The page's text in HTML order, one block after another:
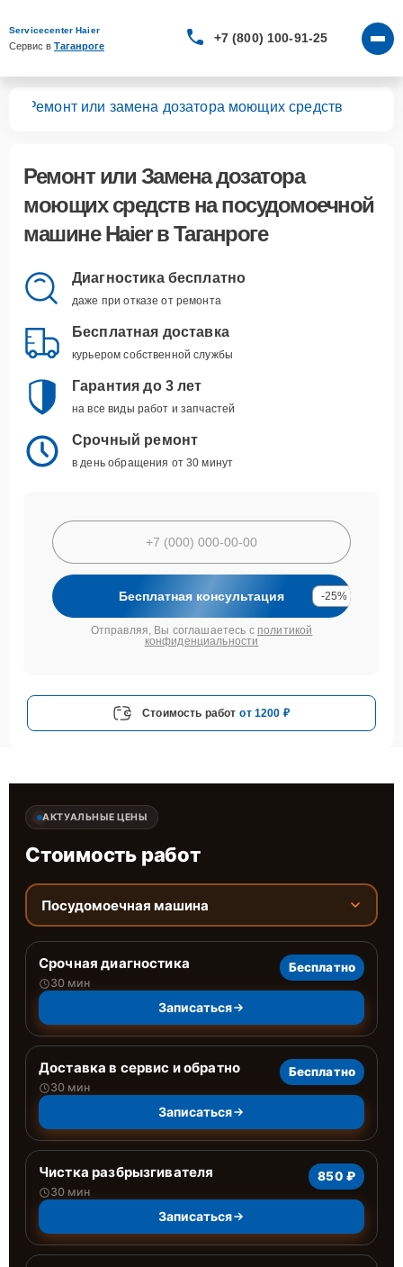
Servicecenter Haier
Сервис в Таганроге
+7 (800) 100-91-25
Ремонт или замена дозатора моющих средств
Ремонт или Замена дозатора
моющих средствна посудомоечной
машине Haier в Таганроге
Диагностика бесплатно
даже при отказе от ремонта
Бесплатная доставка
курьером собственной службы
Гарантия до 3 лет
на все виды работ и запчастей
Срочный ремонт
в день обращения от 30 минут
Бесплатная консультация -25%
Отправляя, Вы соглашаетесь с политикой
конфиденциальности
Стоимость работ от 1200 ₽
АКТУАЛЬНЫЕ ЦЕНЫ
Стоимость работ
Посудомоечная машина
Срочная диагностика
30 мин
Бесплатно
Записаться
Доставка в сервис и обратно
30 мин
Бесплатно
Записаться
Чистка разбрызгивателя
30 мин
850 ₽
Записаться